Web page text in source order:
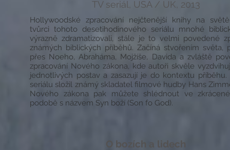
TV seriál, USA / UK, 2013
Hollywoodské zpracování nejčtenější knihy na
tvůrci tohoto desetihodinového seriálu mnohé
výrazně zdramatizovali, stále je to velmi povedené
známých biblických příběhů. Začíná stvořením světa,
přes Noeho, Abraháma, Mojžíše, Davida a zvláště
zpracování Nového zákona, kde autoři skvěle
jednotlivých postav a zasazují je do kontextu
seriálu složil známý skladatel filmové hudby Hans
Nového zákona pak můžete shlédnout ve
podobě s názvem Syn boží (Son fo God).
O bozích a lidech